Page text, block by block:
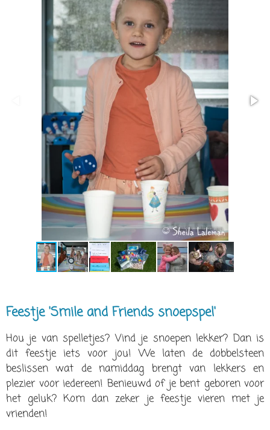
Feestje 'Smile and Friends snoepspel'
Hou je van spelletjes? Vind je snoepen lekker? Dan is
dit feestje iets voor jou! We laten de dobbelsteen
beslissen wat de namiddag brengt van lekkers en
plezier voor iedereen! Benieuwd of je bent geboren voor
het geluk? Kom dan zeker je feestje vieren met je
vrienden!